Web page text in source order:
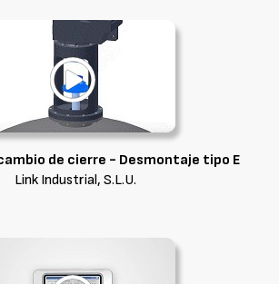
de cierre - Desmontaje tipo E
Link Industrial, S.L.U.